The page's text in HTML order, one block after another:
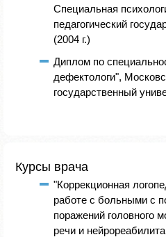
Специальная
педагогический
(2004 г.)
Диплом по
дефектологи",
государственный
Курсы врача
"Коррекционная
работе с больными с
поражений головного
речи и